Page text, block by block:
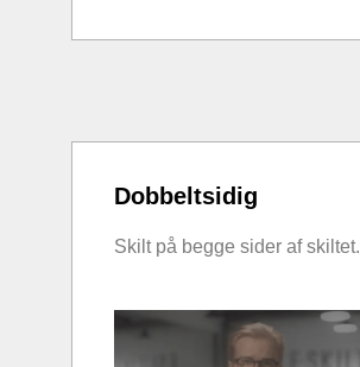
Dobbeltsidig
Skilt på begge sider af skiltet.